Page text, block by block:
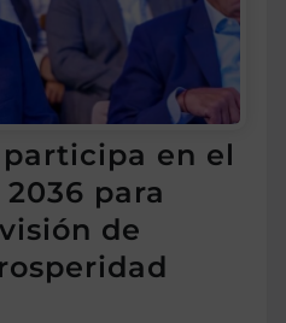
en el
para
de